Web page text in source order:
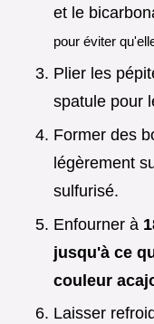
et le
pour éviter
Plier les
spatule pour
Former des
légèrement
sulfurisé.
Enfourner à
jusqu'à ce
couleur
Laisser